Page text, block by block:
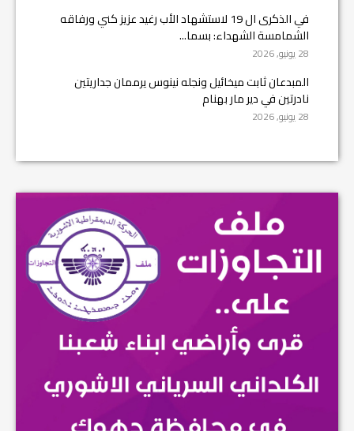
في الذكرى ال 19 لاستشهاد الأب رغيد عزيز كني ورفاقه
الشمامسة الشهداء: بسما...
28 يونيو, 2026
المبدعان ثابت ميخائيل ونجله نينوس يرممان جداريتين
نادرتين في دير مار بهنام
28 يونيو, 2026